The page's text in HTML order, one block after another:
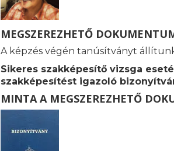
MEGSZEREZHETŐ
A képzés végén tanúsítványt
Sikeres szakképesítő vizsga
szakképesítést igazoló
MINTA A MEGSZEREZHETŐ